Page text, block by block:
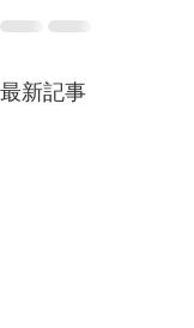
最新記事